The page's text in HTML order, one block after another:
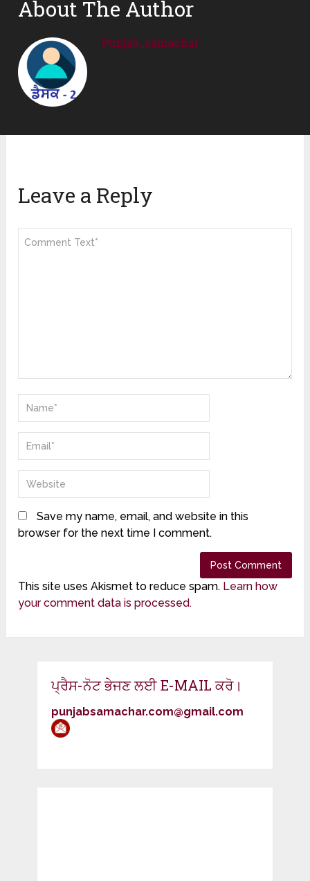
About The Author
Punjab_samachar
Leave a Reply
Save my name, email, and website in this
browser for the next time I comment.
This site uses Akismet to reduce spam. Learn how
your comment data is processed.
ਪ੍ਰੈਸ-ਨੋਟ ਭੇਜਣ ਲਈ E-MAIL ਕਰੋ।
punjabsamachar.com@gmail.com